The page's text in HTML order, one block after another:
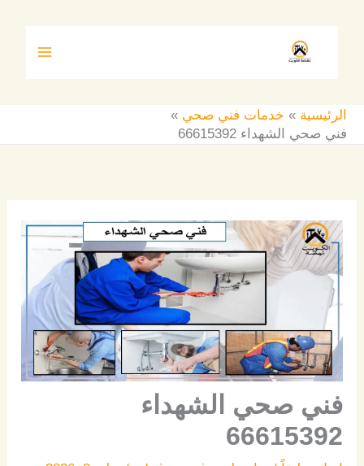
الرئيسية
خدمات فني صحي
فني صحي الشهداء 66615392
فني صحي الشهداء
66615392